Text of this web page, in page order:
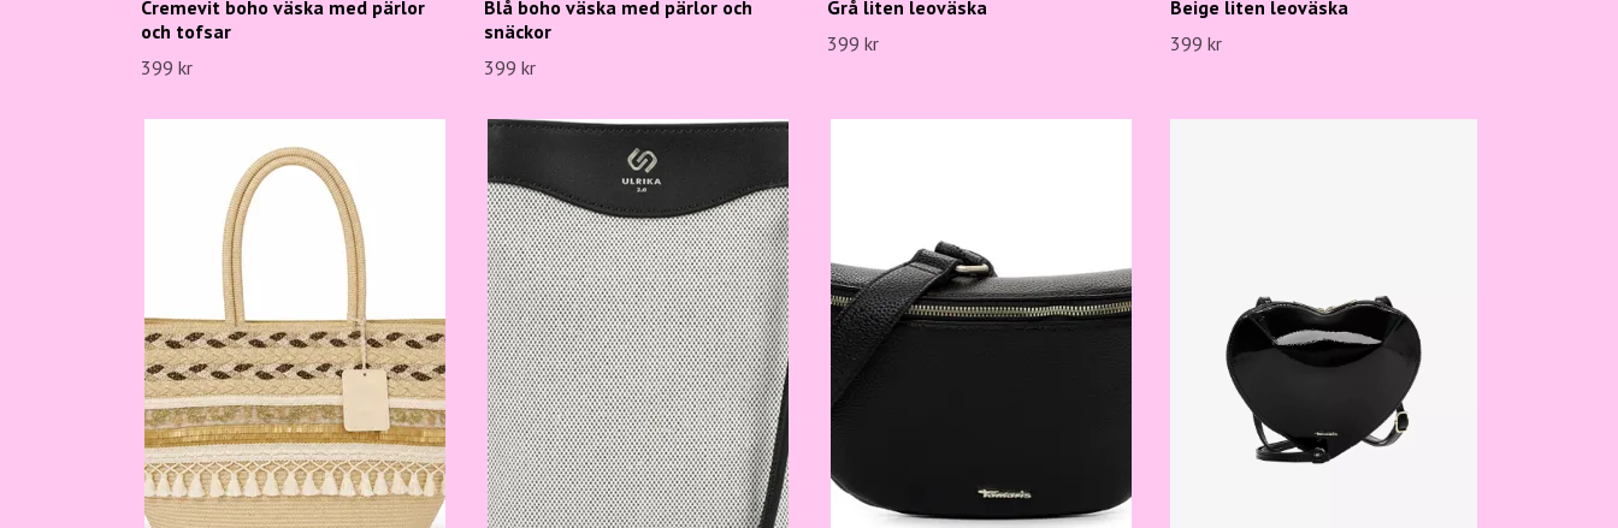
Cremevit boho väska med pärlor
och tofsar
399 kr
Blå boho väska med pärlor och
snäckor
399 kr
Grå liten leoväska
399 kr
Beige liten leoväska
399 kr